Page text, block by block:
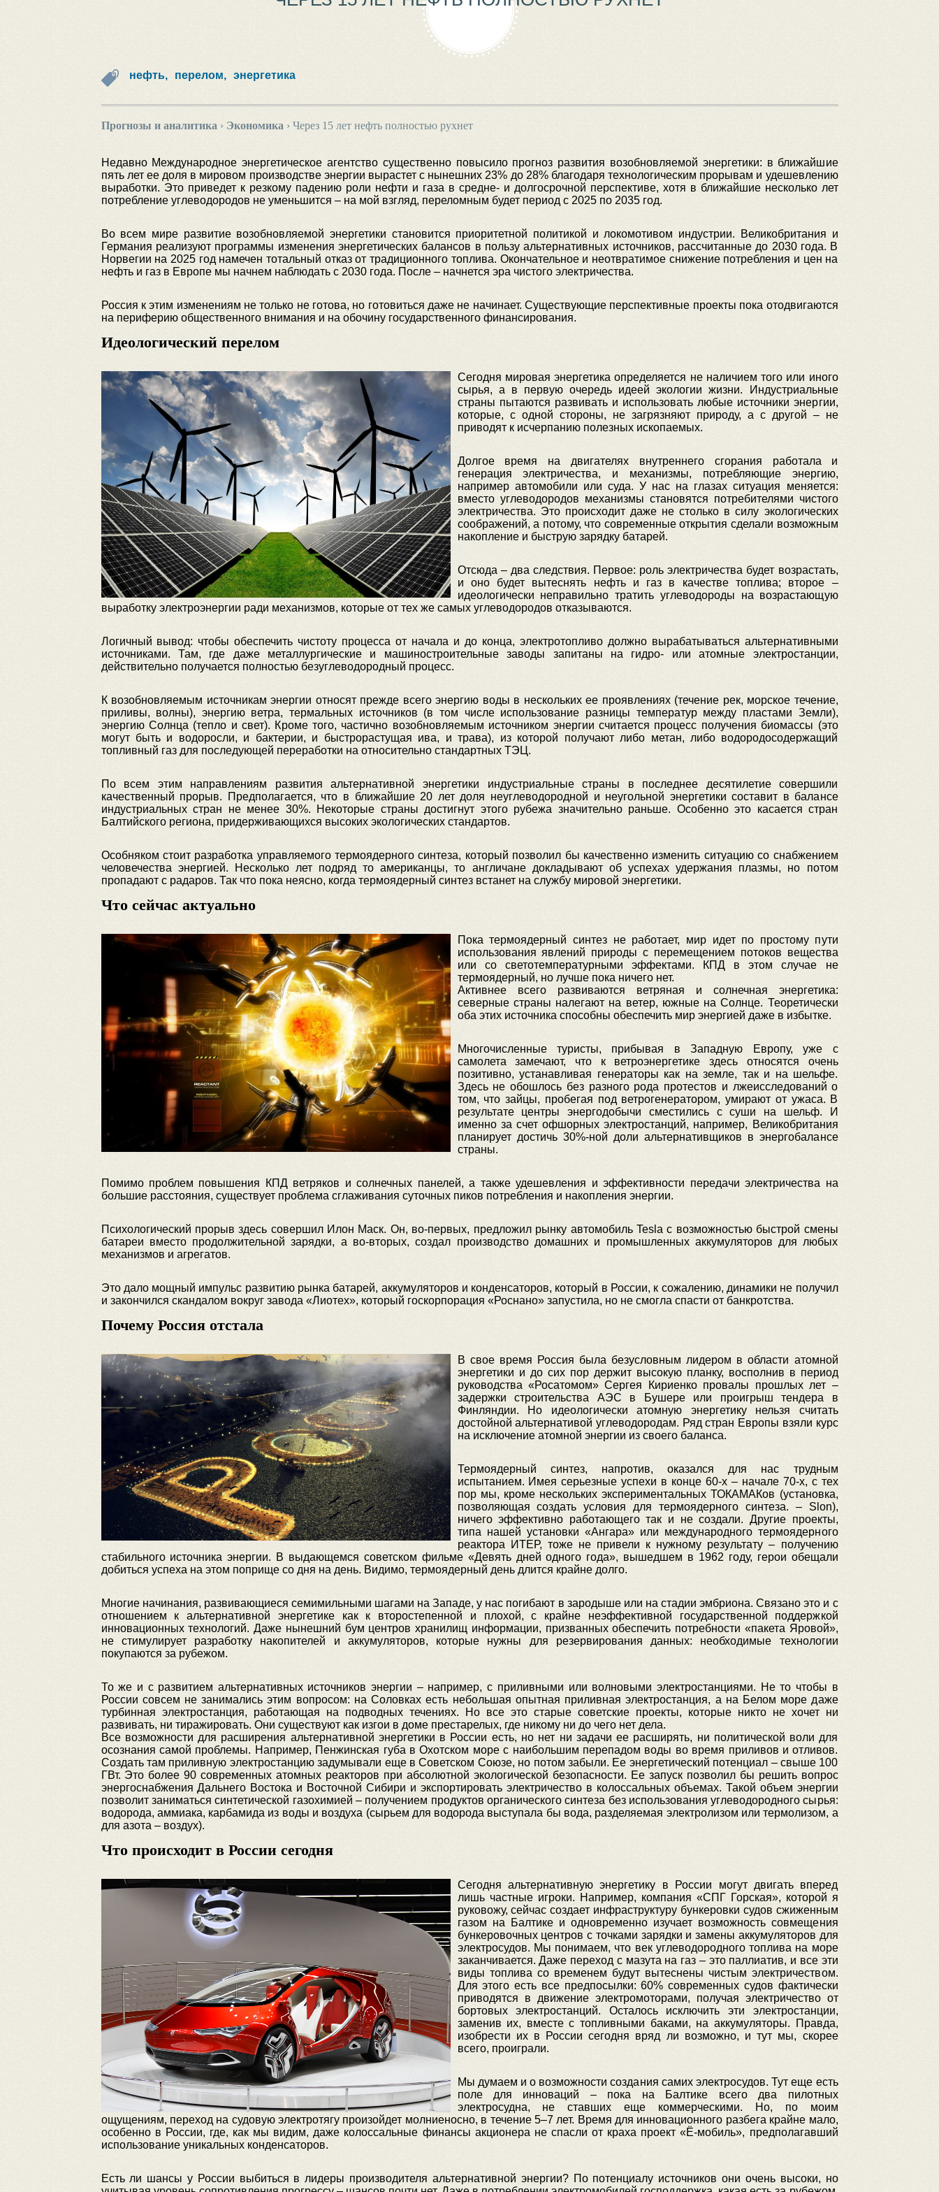
нефть, перелом, энергетика
Прогнозы и аналитика › Экономика › Через 15 лет нефть полностью рухнет
Недавно Международное энергетическое агентство существенно повысило прогноз развития возобновляемой энергетики: в ближайшие
пять лет ее доля в мировом производстве энергии вырастет с нынешних 23% до 28% благодаря технологическим прорывам и удешевлению
выработки. Это приведет к резкому падению роли нефти и газа в средне- и долгосрочной перспективе, хотя в ближайшие несколько лет
потребление углеводородов не уменьшится – на мой взгляд, переломным будет период с 2025 по 2035 год.
Во всем мире развитие возобновляемой энергетики становится приоритетной политикой и локомотивом индустрии. Великобритания и
Германия реализуют программы изменения энергетических балансов в пользу альтернативных источников, рассчитанные до 2030 года. В
Норвегии на 2025 год намечен тотальный отказ от традиционного топлива. Окончательное и неотвратимое снижение потребления и цен на
нефть и газ в Европе мы начнем наблюдать с 2030 года. После – начнется эра чистого электричества.
Россия к этим изменениям не только не готова, но готовиться даже не начинает. Существующие перспективные проекты пока отодвигаются
на периферию общественного внимания и на обочину государственного финансирования.
Идеологический перелом
Сегодня мировая энергетика определяется не наличием того или иного
сырья, а в первую очередь идеей экологии жизни. Индустриальные
страны пытаются развивать и использовать любые источники энергии,
которые, с одной стороны, не загрязняют природу, а с другой – не
приводят к исчерпанию полезных ископаемых.
Долгое время на двигателях внутреннего сгорания работала и
генерация электричества, и механизмы, потребляющие энергию,
например автомобили или суда. У нас на глазах ситуация меняется:
вместо углеводородов механизмы становятся потребителями чистого
электричества. Это происходит даже не столько в силу экологических
соображений, а потому, что современные открытия сделали возможным
накопление и быструю зарядку батарей.
Отсюда – два следствия. Первое: роль электричества будет возрастать,
и оно будет вытеснять нефть и газ в качестве топлива; второе –
идеологически неправильно тратить углеводороды на возрастающую
выработку электроэнергии ради механизмов, которые от тех же самых углеводородов отказываются.
Логичный вывод: чтобы обеспечить чистоту процесса от начала и до конца, электротопливо должно вырабатываться альтернативными
источниками. Там, где даже металлургические и машиностроительные заводы запитаны на гидро- или атомные электростанции,
действительно получается полностью безуглеводородный процесс.
К возобновляемым источникам энергии относят прежде всего энергию воды в нескольких ее проявлениях (течение рек, морское течение,
приливы, волны), энергию ветра, термальных источников (в том числе использование разницы температур между пластами Земли),
энергию Солнца (тепло и свет). Кроме того, частично возобновляемым источником энергии считается процесс получения биомассы (это
могут быть и водоросли, и бактерии, и быстрорастущая ива, и трава), из которой получают либо метан, либо водородосодержащий
топливный газ для последующей переработки на относительно стандартных ТЭЦ.
По всем этим направлениям развития альтернативной энергетики индустриальные страны в последнее десятилетие совершили
качественный прорыв. Предполагается, что в ближайшие 20 лет доля неуглеводородной и неугольной энергетики составит в балансе
индустриальных стран не менее 30%. Некоторые страны достигнут этого рубежа значительно раньше. Особенно это касается стран
Балтийского региона, придерживающихся высоких экологических стандартов.
Особняком стоит разработка управляемого термоядерного синтеза, который позволил бы качественно изменить ситуацию со снабжением
человечества энергией. Несколько лет подряд то американцы, то англичане докладывают об успехах удержания плазмы, но потом
пропадают с радаров. Так что пока неясно, когда термоядерный синтез встанет на службу мировой энергетики.
Что сейчас актуально
Пока термоядерный синтез не работает, мир идет по простому пути
использования явлений природы с перемещением потоков вещества
или со светотемпературными эффектами. КПД в этом случае не
термоядерный, но лучше пока ничего нет.
Активнее всего развиваются ветряная и солнечная энергетика:
северные страны налегают на ветер, южные на Солнце. Теоретически
оба этих источника способны обеспечить мир энергией даже в избытке.
Многочисленные туристы, прибывая в Западную Европу, уже с
самолета замечают, что к ветроэнергетике здесь относятся очень
позитивно, устанавливая генераторы как на земле, так и на шельфе.
Здесь не обошлось без разного рода протестов и лжеисследований о
том, что зайцы, пробегая под ветрогенератором, умирают от ужаса. В
результате центры энергодобычи сместились с суши на шельф. И
именно за счет офшорных электростанций, например, Великобритания
планирует достичь 30%-ной доли альтернативщиков в энергобалансе
страны.
Помимо проблем повышения КПД ветряков и солнечных панелей, а также удешевления и эффективности передачи электричества на
большие расстояния, существует проблема сглаживания суточных пиков потребления и накопления энергии.
Психологический прорыв здесь совершил Илон Маск. Он, во-первых, предложил рынку автомобиль Tesla с возможностью быстрой смены
батареи вместо продолжительной зарядки, а во-вторых, создал производство домашних и промышленных аккумуляторов для любых
механизмов и агрегатов.
Это дало мощный импульс развитию рынка батарей, аккумуляторов и конденсаторов, который в России, к сожалению, динамики не получил
и закончился скандалом вокруг завода «Лиотех», который госкорпорация «Роснано» запустила, но не смогла спасти от банкротства.
Почему Россия отстала
В свое время Россия была безусловным лидером в области атомной
энергетики и до сих пор держит высокую планку, восполнив в период
руководства «Росатомом» Сергея Кириенко провалы прошлых лет –
задержки строительства АЭС в Бушере или проигрыш тендера в
Финляндии. Но идеологически атомную энергетику нельзя считать
достойной альтернативой углеводородам. Ряд стран Европы взяли курс
на исключение атомной энергии из своего баланса.
Термоядерный синтез, напротив, оказался для нас трудным
испытанием. Имея серьезные успехи в конце 60-х – начале 70-х, с тех
пор мы, кроме нескольких экспериментальных ТОКАМАКов (установка,
позволяющая создать условия для термоядерного синтеза. – Slon),
ничего эффективно работающего так и не создали. Другие проекты,
типа нашей установки «Ангара» или международного термоядерного
реактора ИТЕР, тоже не привели к нужному результату – получению
стабильного источника энергии. В выдающемся советском фильме «Девять дней одного года», вышедшем в 1962 году, герои обещали
добиться успеха на этом поприще со дня на день. Видимо, термоядерный день длится крайне долго.
Многие начинания, развивающиеся семимильными шагами на Западе, у нас погибают в зародыше или на стадии эмбриона. Связано это и с
отношением к альтернативной энергетике как к второстепенной и плохой, с крайне неэффективной государственной поддержкой
инновационных технологий. Даже нынешний бум центров хранилищ информации, призванных обеспечить потребности «пакета Яровой»,
не стимулирует разработку накопителей и аккумуляторов, которые нужны для резервирования данных: необходимые технологии
покупаются за рубежом.
То же и с развитием альтернативных источников энергии – например, с приливными или волновыми электростанциями. Не то чтобы в
России совсем не занимались этим вопросом: на Соловках есть небольшая опытная приливная электростанция, а на Белом море даже
турбинная электростанция, работающая на подводных течениях. Но все это старые советские проекты, которые никто не хочет ни
развивать, ни тиражировать. Они существуют как изгои в доме престарелых, где никому ни до чего нет дела.
Все возможности для расширения альтернативной энергетики в России есть, но нет ни задачи ее расширять, ни политической воли для
осознания самой проблемы. Например, Пенжинская губа в Охотском море с наибольшим перепадом воды во время приливов и отливов.
Создать там приливную электростанцию задумывали еще в Советском Союзе, но потом забыли. Ее энергетический потенциал – свыше 100
ГВт. Это более 90 современных атомных реакторов при абсолютной экологической безопасности. Ее запуск позволил бы решить вопрос
энергоснабжения Дальнего Востока и Восточной Сибири и экспортировать электричество в колоссальных объемах. Такой объем энергии
позволит заниматься синтетической газохимией – получением продуктов органического синтеза без использования углеводородного сырья:
водорода, аммиака, карбамида из воды и воздуха (сырьем для водорода выступала бы вода, разделяемая электролизом или термолизом, а
для азота – воздух).
Что происходит в России сегодня
Сегодня альтернативную энергетику в России могут двигать вперед
лишь частные игроки. Например, компания «СПГ Горская», которой я
руковожу, сейчас создает инфраструктуру бункеровки судов сжиженным
газом на Балтике и одновременно изучает возможность совмещения
бункеровочных центров с точками зарядки и замены аккумуляторов для
электросудов. Мы понимаем, что век углеводородного топлива на море
заканчивается. Даже переход с мазута на газ – это паллиатив, и все эти
виды топлива со временем будут вытеснены чистым электричеством.
Для этого есть все предпосылки: 60% современных судов фактически
приводятся в движение электромоторами, получая электричество от
бортовых электростанций. Осталось исключить эти электростанции,
заменив их, вместе с топливными баками, на аккумуляторы. Правда,
изобрести их в России сегодня вряд ли возможно, и тут мы, скорее
всего, проиграли.
Мы думаем и о возможности создания самих электросудов. Тут еще есть
поле для инноваций – пока на Балтике всего два пилотных
электросудна, не ставших еще коммерческими. Но, по моим
ощущениям, переход на судовую электротягу произойдет молниеносно, в течение 5–7 лет. Время для инновационного разбега крайне мало,
особенно в России, где, как мы видим, даже колоссальные финансы акционера не спасли от краха проект «Ё-мобиль», предполагавший
использование уникальных конденсаторов.
Есть ли шансы у России выбиться в лидеры производителя альтернативной энергии? По потенциалу источников они очень высоки, но